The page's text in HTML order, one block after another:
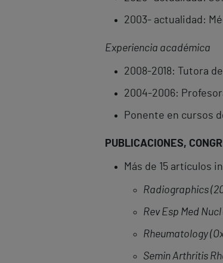
2003- actualidad:
Experiencia académica
2008-2018: Tutora
2004-2006:
Ponente en cursos
PUBLICACIONES,
Más de 15 artículos
Radiographics
Rev Esp Med
Rheumatology
Semin Arthritis